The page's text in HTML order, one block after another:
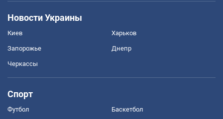
Новости Украины
Киев Харьков
Запорожье Днепр
Черкассы
Спорт
Футбол Баскетбол